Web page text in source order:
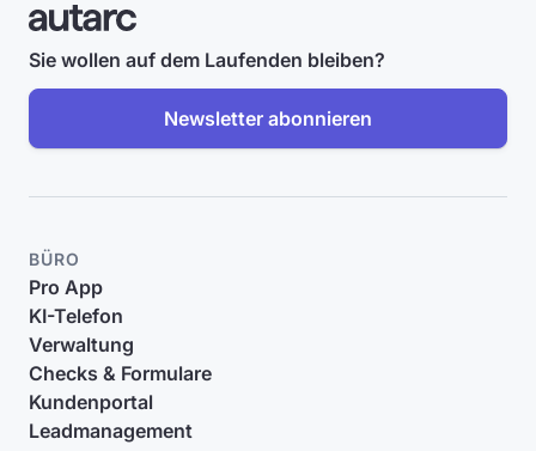
Sie wollen auf dem Laufenden bleiben?
Newsletter abonnieren
BÜRO
Pro App
KI-Telefon
Verwaltung
Checks & Formulare
Kundenportal
Leadmanagement